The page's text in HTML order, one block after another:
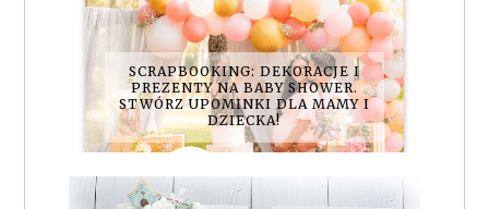
SCRAPBOOKING: DEKORACJE I
PREZENTY NA BABY SHOWER.
STWÓRZ UPOMINKI DLA MAMY I
DZIECKA!